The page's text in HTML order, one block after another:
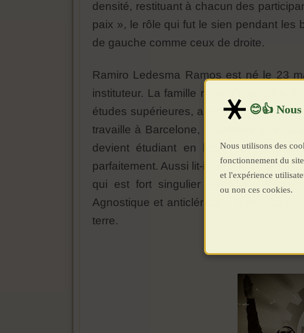
densité, restituant à chacun des
paix », le rôle qui fut le sien pendant les
de gauche comme ceux de droite.
Ramiro Ledesma Ramos est né le 23
instituteur. La famille n’étant pas riche,
études supérieures, alors que ses
travaille à Barcelone, à Valence et à
devient étudiant en lettres et en
parfaitement. Aussi lit-il dans le texte
qui est fort singulier dans une
Agnostique et anticlérical, il n’en croit
terre.
Nous utilisons des
fonctionnement du site
et l'expérience
ou non ces cookies.